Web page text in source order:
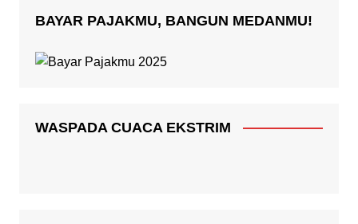
BAYAR PAJAKMU, BANGUN MEDANMU!
WASPADA CUACA EKSTRIM